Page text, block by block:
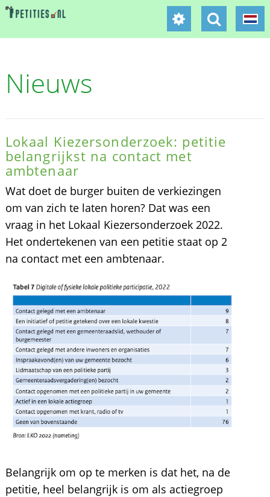
Nieuws
Lokaal Kiezersonderzoek: petitie
belangrijkst na contact met
ambtenaar
Wat doet de burger buiten de verkiezingen
om van zich te laten horen? Dat was een
vraag in het Lokaal Kiezersonderzoek 2022.
Het ondertekenen van een petitie staat op 2
na contact met een ambtenaar.
Belangrijk om op te merken is dat het, na de
petitie, heel belangrijk is om als actiegroep